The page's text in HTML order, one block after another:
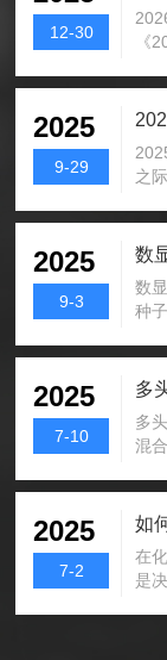
各
关
放
产
12-30
《
下
1月
放
窗
间
护
2025
9-29
之
将
庆
月8
们
放
间
2025
9-3
数
数
种
的
确
射
度
置
源
2025
7-10
多
多
混
同
现
实
热
断
设
2025
7-2
在
是
与